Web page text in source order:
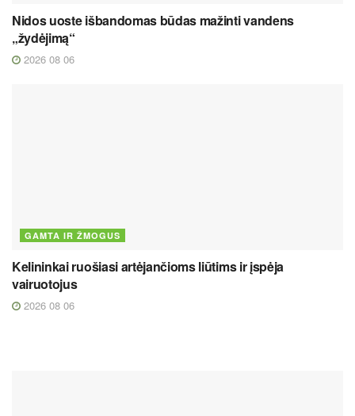
Nidos uoste išbandomas būdas mažinti vandens
„žydėjimą“
2026 08 06
GAMTA IR ŽMOGUS
Kelininkai ruošiasi artėjančioms liūtims ir įspėja
vairuotojus
2026 08 06